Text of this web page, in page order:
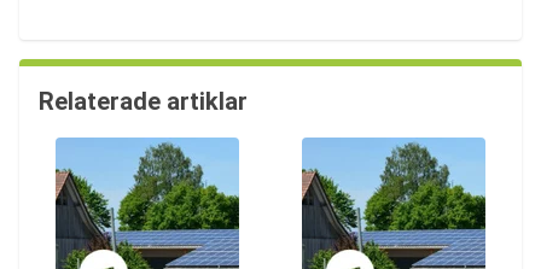
Relaterade artiklar